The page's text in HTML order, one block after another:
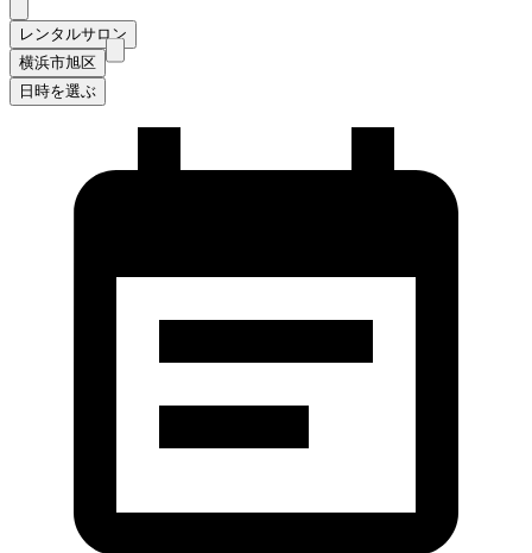
レンタルサロン
横浜市旭区
日時を選ぶ